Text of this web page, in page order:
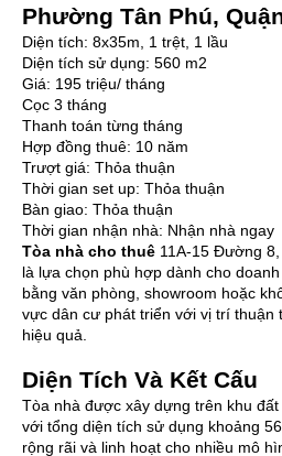
Phường Tân Phú,
Diện tích: 8x35m, 1 trệt, 1 lầu
Diện tích sử dụng: 560 m2
Giá: 195 triệu/ tháng
Cọc 3 tháng
Thanh toán từng tháng
Hợp đồng thuê: 10 năm
Trượt giá: Thỏa thuận
Thời gian set up: Thỏa thuận
Bàn giao: Thỏa thuận
Thời gian nhận nhà: Nhận nhà ngay
Tòa nhà cho thuê 11A-15 Đường
là lựa chọn phù hợp dành cho
bằng văn phòng, showroom hoặc
vực dân cư phát triển với vị trí thuận
hiệu quả.
Diện Tích Và Kết Cấu
Tòa nhà được xây dựng trên khu
với tổng diện tích sử dụng khoảng
rộng rãi và linh hoạt cho nhiều mô